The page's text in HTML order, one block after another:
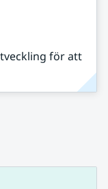
för att